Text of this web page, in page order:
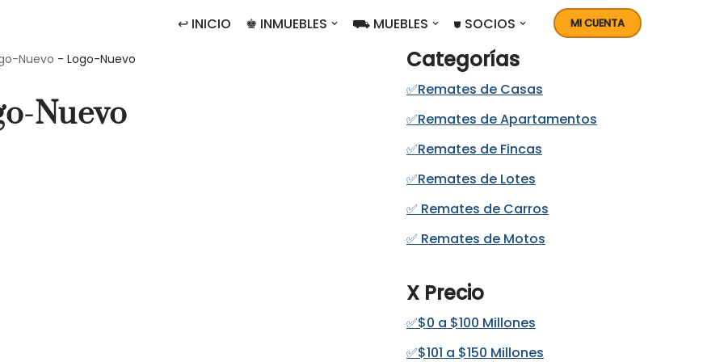
↩ INICIO ♚ INMUEBLES ⛟ MUEBLES ⛊ SOCIOS MI CUENTA
Nuevo - Logo-Nuevo
Nuevo
Categorías
✅Remates de Casas
✅Remates de Apartamentos
✅Remates de Fincas
✅Remates de Lotes
✅ Remates de Carros
✅ Remates de Motos
X Precio
✅$0 a $100 Millones
✅$101 a $150 Millones